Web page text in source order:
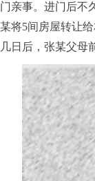
门亲事。进门后不
某将5间房屋转让
几日后，张某父母